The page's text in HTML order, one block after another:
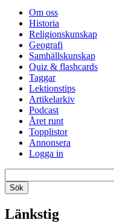
Om oss
Historia
Religionskunskap
Geografi
Samhällskunskap
Quiz & flashcards
Taggar
Lektionstips
Artikelarkiv
Podcast
Året runt
Topplistor
Annonsera
Logga in
Länkstig